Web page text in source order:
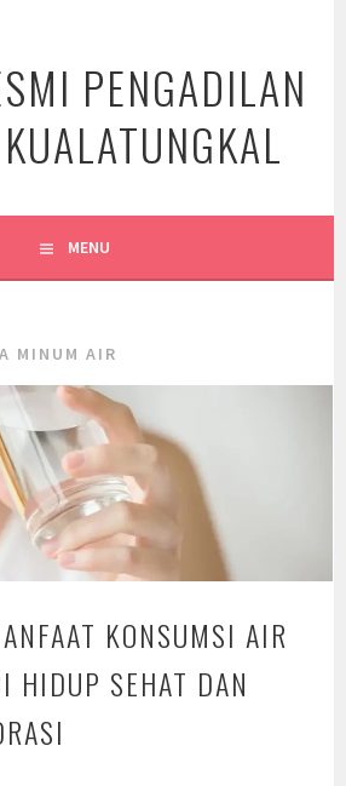
PENGADILAN
MENU
MINUM AIR
KONSUMSI AIR
HIDUP SEHAT DAN